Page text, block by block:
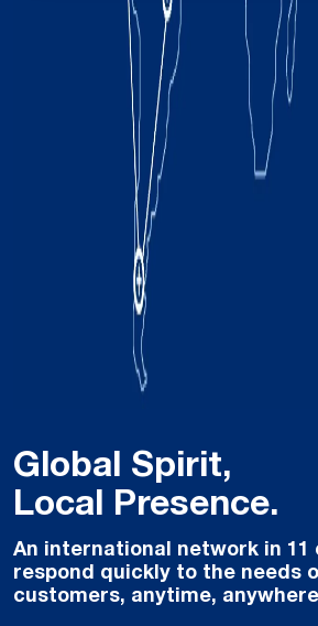
Global Spirit,
Local Presence.
An international network in
respond quickly to the needs
customers, anytime,